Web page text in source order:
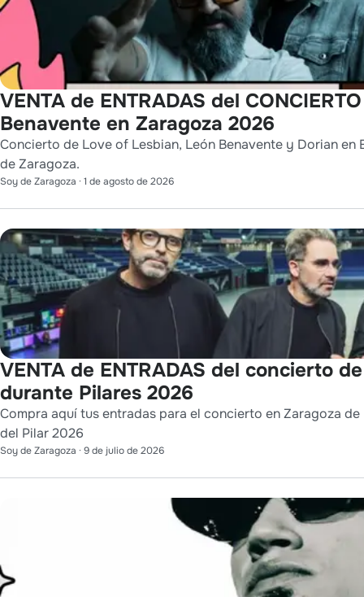
VENTA de ENTRADAS del
Benavente en Zaragoza 2026
Concierto de Love of Lesbian, León Benavente y Dorian
de Zaragoza.
Soy de Zaragoza · 1 de agosto de 2026
VENTA de ENTRADAS del concierto
durante Pilares 2026
Compra aquí tus entradas para el concierto en Zaragoza
del Pilar 2026
Soy de Zaragoza · 9 de julio de 2026